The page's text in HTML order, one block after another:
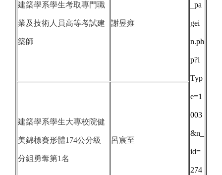
_pa
gei
n.ph
p?i
Typ
e=1
003
&n_
id=
274
建築學系學生考取專門職
業及技術人員高等考試建
築師
謝昱雍
建築學系學生大專校院健
美錦標賽形體174公分級
分組勇奪第1名
呂宸至